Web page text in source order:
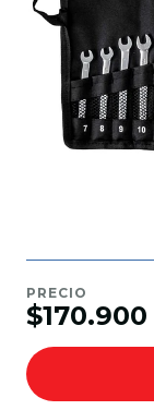
PRECIO
$170.900